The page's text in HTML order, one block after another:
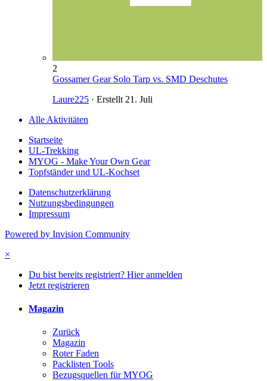
2
Gossamer Gear Solo Tarp vs. SMD Deschutes
Laure225 · Erstellt 21. Juli
Alle Aktivitäten
Startseite
UL-Trekking
MYOG - Make Your Own Gear
Topfständer und UL-Kochset
Datenschutzerklärung
Nutzungsbedingungen
Impressum
Powered by Invision Community
×
Du bist bereits registriert? Hier anmelden
Jetzt registrieren
Magazin
Zurück
Magazin
Roter Faden
Packlisten Tools
Bezugsquellen für MYOG